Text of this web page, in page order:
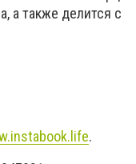
а также делится с
.